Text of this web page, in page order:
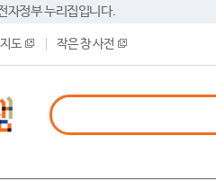
자정부 누리집입니다.
도 작은 창 사전